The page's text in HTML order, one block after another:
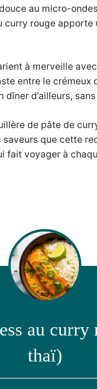
au micro-
curry rouge
à merveille
entre le
d’ailleurs,
de pâte de
que cette
fait voyager à
au curry
thaï)